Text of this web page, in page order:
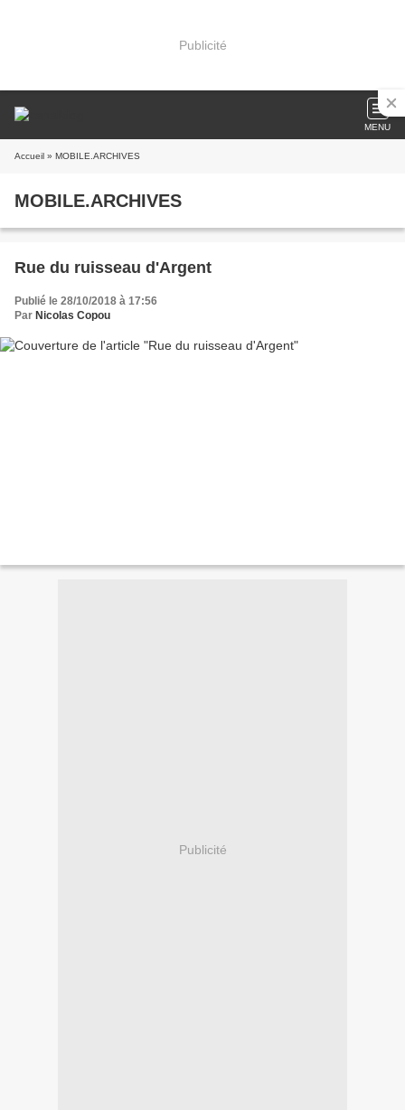
Publicité
MENU
Accueil » MOBILE.ARCHIVES
MOBILE.ARCHIVES
Rue du ruisseau d'Argent
Publié le 28/10/2018 à 17:56
Par Nicolas Copou
Publicité